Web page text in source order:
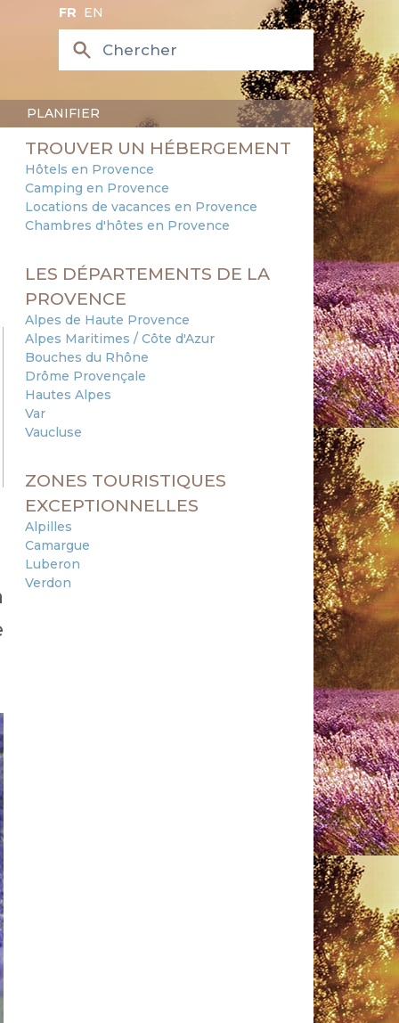
FR EN
PLANIFIER
TROUVER UN HÉBERGEMENT
Hôtels en Provence
Camping en Provence
Locations de vacances en Provence
Chambres d'hôtes en Provence
LES DÉPARTEMENTS DE LA
PROVENCE
Alpes de Haute Provence
Alpes Maritimes / Côte d'Azur
Bouches du Rhône
Drôme Provençale
Hautes Alpes
Var
Vaucluse
ZONES TOURISTIQUES
EXCEPTIONNELLES
Alpilles
Camargue
Luberon
Verdon